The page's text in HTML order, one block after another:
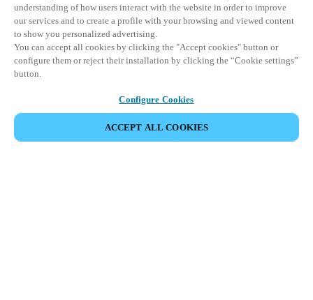
understanding of how users interact with the website in order to improve
our services and to create a profile with your browsing and viewed content
to show you personalized advertising.
You can accept all cookies by clicking the "Accept cookies" button or
configure them or reject their installation by clicking the “Cookie settings”
button.
Configure Cookies
ACCEPT ALL COOKIES